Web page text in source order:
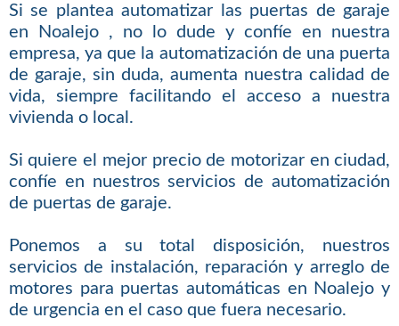
Si se plantea automatizar las puertas de garaje
en Noalejo , no lo dude y confíe en nuestra
empresa, ya que la automatización de una puerta
de garaje, sin duda, aumenta nuestra calidad de
vida, siempre facilitando el acceso a nuestra
vivienda o local.
Si quiere el mejor precio de motorizar en ciudad,
confíe en nuestros servicios de automatización
de puertas de garaje.
Ponemos a su total disposición, nuestros
servicios de instalación, reparación y arreglo de
motores para puertas automáticas en Noalejo y
de urgencia en el caso que fuera necesario.